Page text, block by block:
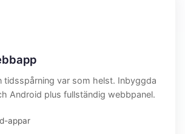
tidsspårning var som helst. Inbyggda
Android plus fullständig webbpanel.
appar